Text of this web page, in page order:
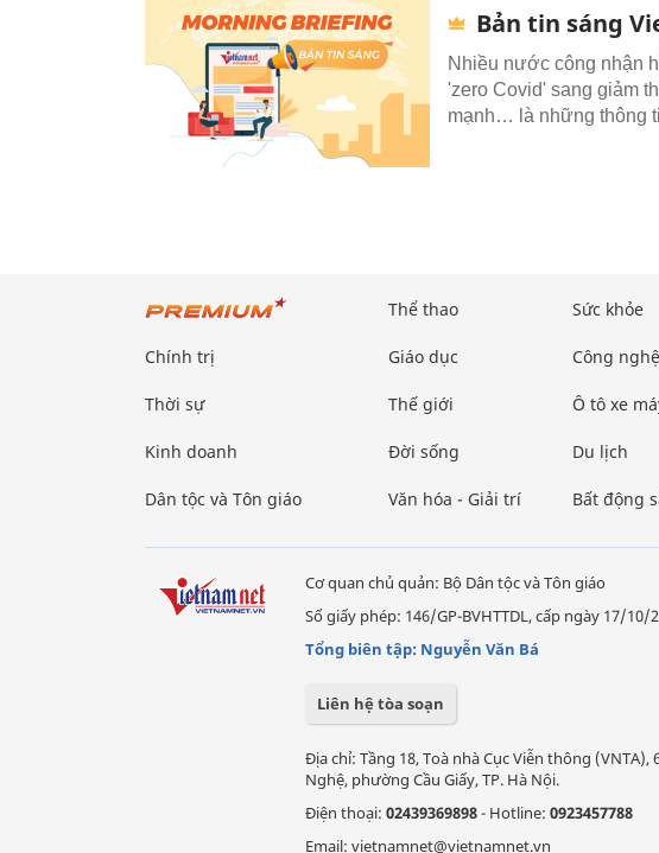
Bản tin sáng
Nhiều nước công nhận
'zero Covid' sang giảm
mạnh… là những thông
Chính trị
Thời sự
Kinh doanh
Dân tộc và Tôn giáo
Thể thao
Giáo dục
Thế giới
Đời sống
Văn hóa - Giải trí
Sức khỏe
Công nghệ
Ô tô xe
Du lịch
Bất động
Cơ quan chủ quản: Bộ Dân tộc và Tôn giáo
Số giấy phép: 146/GP-BVHTTDL, cấp ngày 17/10/
Tổng biên tập: Nguyễn Văn Bá
Liên hệ tòa soạn
Địa chỉ: Tầng 18, Toà nhà Cục Viễn thông (VNTA),
Nghệ, phường Cầu Giấy, TP. Hà Nội.
Điện thoại: 02439369898- Hotline: 0923457788
Email: vietnamnet@vietnamnet.vn